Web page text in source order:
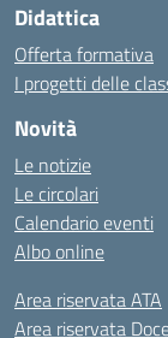
Didattica
Offerta formativa
I progetti delle
Novità
Le notizie
Le circolari
Calendario eventi
Albo online
Area riservata ATA
Area riservata